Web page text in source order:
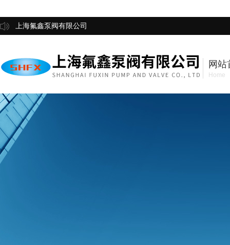
上海氟鑫泵阀有限公司
网站
Home